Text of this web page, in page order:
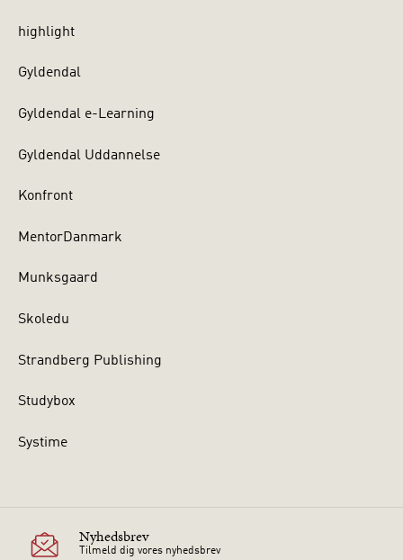
highlight
Gyldendal
Gyldendal e-Learning
Gyldendal Uddannelse
Konfront
MentorDanmark
Munksgaard
Skoledu
Strandberg Publishing
Studybox
Systime
Nyhedsbrev
Tilmeld dig vores nyhedsbrev